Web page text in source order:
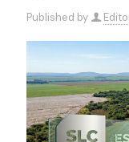
Published by